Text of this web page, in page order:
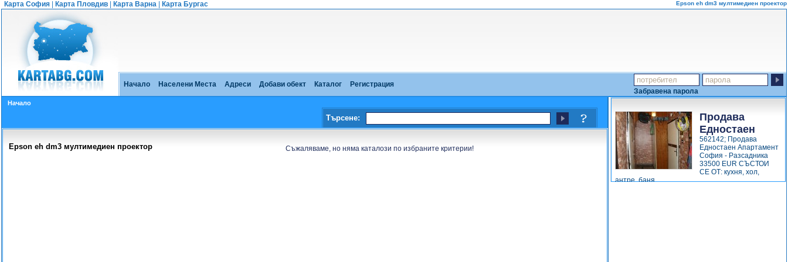
Карта София Карта Пловдив Карта Варна Карта Бургас Еpson eh dm3 мултимедиен проектор
Начало Населени Места Адреси Добави обект Каталог
Регистрация
Забравена парола
Продава
Едностаен
Апартамент
София -
Разсадника...
562142; Продава
Едностаен Апартамент
София - Разсадника
33500 EUR СЪСТОИ
СЕ ОТ: кухня, хол,
антре, баня...
Начало
Търсене:
Еpson eh dm3 мултимедиен проектор Съжаляваме, но няма каталози по избраните критерии!